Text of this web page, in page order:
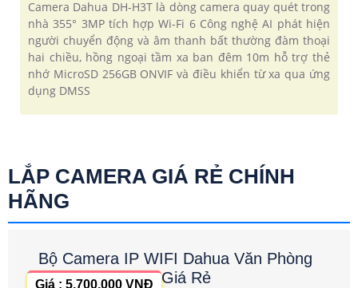
Camera Dahua DH-H3T là dòng camera quay quét trong
nhà 355° 3MP tích hợp Wi-Fi 6 Công nghệ AI phát hiện
người chuyển động và âm thanh bất thường đàm thoại
hai chiều, hồng ngoại tầm xa ban đêm 10m hỗ trợ thẻ
nhớ MicroSD 256GB ONVIF và điều khiển từ xa qua ứng
dụng DMSS
LẮP CAMERA GIÁ RẺ CHÍNH
HÃNG
Bộ Camera IP WIFI Dahua Văn Phòng
Giá Rẻ
Giá : 5,700,000 VNĐ